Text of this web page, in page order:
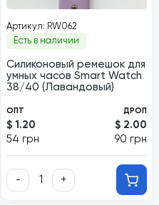
Артикул: RW062
Есть в наличии
Силиконовый ремешок для
умных часов Smart Watch
38/40 (Лавандовый)
ОПТ
$ 1.20
54 грн
ДРОП
$ 2.00
90 грн
- +